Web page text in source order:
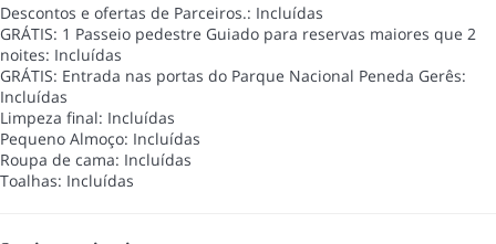
Descontos e ofertas de Parceiros.: Incluídas
GRÁTIS: 1 Passeio pedestre Guiado para reservas maiores que 2
noites: Incluídas
GRÁTIS: Entrada nas portas do Parque Nacional Peneda Gerês:
Incluídas
Limpeza final: Incluídas
Pequeno Almoço: Incluídas
Roupa de cama: Incluídas
Toalhas: Incluídas